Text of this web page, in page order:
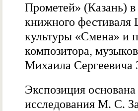
Прометей» (Казань) в
книжного фестиваля
культуры «Смена» и
композитора,
Михаила Сергеевича
Экспозиция
исследования М. С.